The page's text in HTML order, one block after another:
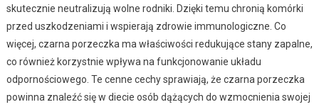
skutecznie neutralizują wolne rodniki. Dzięki temu chronią komórki
przed uszkodzeniami i wspierają zdrowie immunologiczne. Co
więcej, czarna porzeczka ma właściwości redukujące stany zapalne,
co również korzystnie wpływa na funkcjonowanie układu
odpornościowego. Te cenne cechy sprawiają, że czarna porzeczka
powinna znaleźć się w diecie osób dążących do wzmocnienia swojej